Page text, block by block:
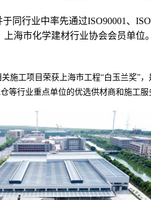
同行业中率先通过ISO90001、
海市化学建材行业协会会员单位
施工项目荣获上海市工程“白玉兰奖”
等行业重点单位的优选供材商和施工服